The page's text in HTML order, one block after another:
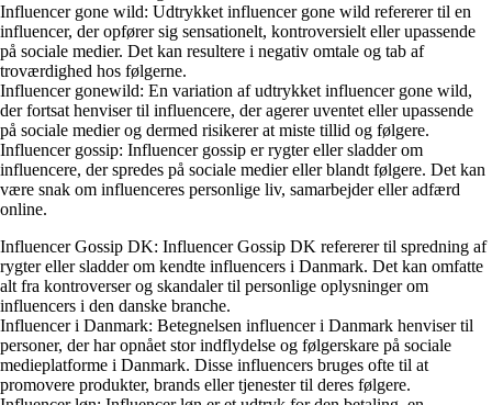
Influencer gone wild: Udtrykket influencer gone wild refererer til en
influencer, der opfører sig sensationelt, kontroversielt eller upassende
på sociale medier. Det kan resultere i negativ omtale og tab af
troværdighed hos følgerne.
Influencer gonewild: En variation af udtrykket influencer gone wild,
der fortsat henviser til influencere, der agerer uventet eller upassende
på sociale medier og dermed risikerer at miste tillid og følgere.
Influencer gossip: Influencer gossip er rygter eller sladder om
influencere, der spredes på sociale medier eller blandt følgere. Det kan
være snak om influenceres personlige liv, samarbejder eller adfærd
online.
Influencer Gossip DK: Influencer Gossip DK refererer til spredning af
rygter eller sladder om kendte influencers i Danmark. Det kan omfatte
alt fra kontroverser og skandaler til personlige oplysninger om
influencers i den danske branche.
Influencer i Danmark: Betegnelsen influencer i Danmark henviser til
personer, der har opnået stor indflydelse og følgerskare på sociale
medieplatforme i Danmark. Disse influencers bruges ofte til at
promovere produkter, brands eller tjenester til deres følgere.